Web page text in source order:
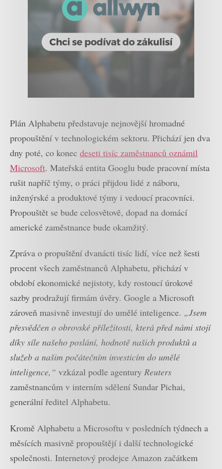
Plán Alphabetu představuje nejnovější hromadné
propouštění v technologickém sektoru. Přichází jen dva
dny poté, co konec deseti tisíc zaměstnanců oznámil
Microsoft. Mateřská entita Googlu bude pracovní místa
rušit napříč týmy, o práci přijdou lidé z náboru,
inženýrské a produktové týmy i vedoucí pracovníci.
Propouštět se bude celosvětově, dopad na domácí
americké zaměstnance bude okamžitý.
Zpráva o propuštění dvanácti tisíc lidí, více než šesti
procent všech zaměstnanců Alphabetu, přichází v
období ekonomické nejistoty, kdy rostoucí úrokové
sazby prodražují firmám úvěry. Google a Microsoft
zároveň masivně investují do umělé inteligence. „Jsem
přesvědčen o obrovské příležitosti, která před námi stojí
díky síle našeho poslání, hodnotě našich produktů a
služeb a našim počátečním investicím do umělé
inteligence,“ vzkázal podle agentury Reuters
zaměstnancům v interním sdělení Sundar Pichai,
generální ředitel Alphabetu.
Kromě Alphabetu a Microsoftu v posledních týdnech a
měsících masivně propouštějí i další technologické
společnosti. Internetový prodejce Amazon začátkem